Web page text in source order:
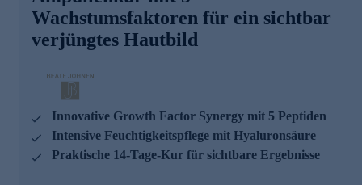
Wachstumsfaktoren für ein sichtbar
verjüngtes Hautbild
Innovative Growth Factor Synergy mit 5 Peptiden
Intensive Feuchtigkeitspflege mit Hyaluronsäure
Praktische 14-Tage-Kur für sichtbare Ergebnisse